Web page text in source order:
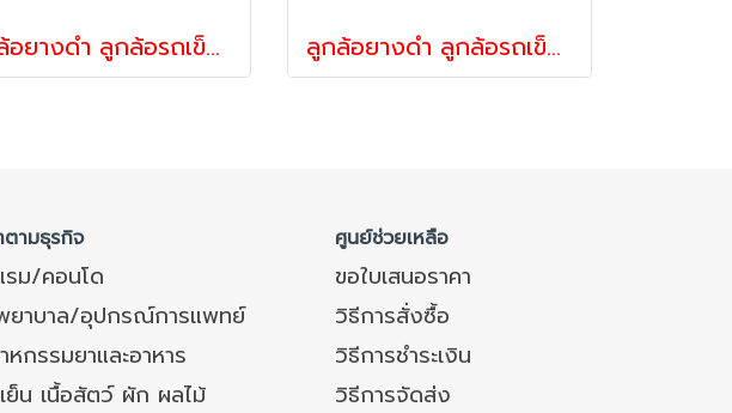
ลูกล้อยางดำ ลูกล้อรถเข็น อะไหล่ล้อรถเข็นของ ล้อยาง รับน้ำหนัก70-300กก รูหมุน รุ่น DRJ ยี่ห้อ PAREO ลูกล้อยางดำ ลูกล้อรถเข็นของ อะไหล่ล้อรถเข็น ล้อยาง รับน้ำหนัก70-300กก รูเบรก รุ่น DRJ ยี่ห้อ PAREO
ามธุรกิจ ศูนย์ช่วยเหลือ
รม/คอนโด
ขอใบเสนอราคา
ยาบาล/อุปกรณ์การแพทย์
วิธีการสั่งซื้อ
หกรรมยาและอาหาร
วิธีการชำระเงิน
ย็น เนื้อสัตว์ ผัก ผลไม้
วิธีการจัดส่ง